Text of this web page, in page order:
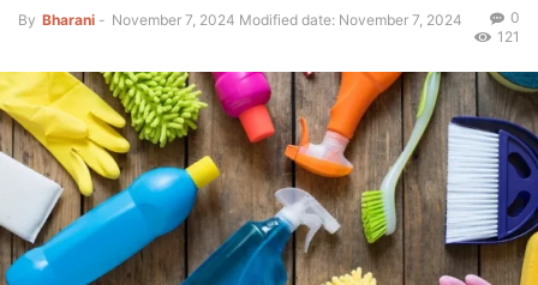
By Bharani - November 7, 2024 Modified date: November 7, 2024
0
121